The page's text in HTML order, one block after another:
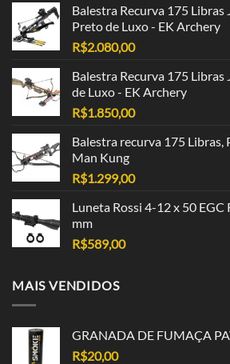
Balestra Recurva 175 Libras
Preto de Luxo - EK Archery
R$2.080,00
Balestra Recurva 175 Libras
de Luxo - EK Archery
R$1.850,00
Balestra recurva 175 Libras,
Man Kung
R$1.299,00
Luneta Rossi 4-12 x 50
mm
R$589,00
MAIS VENDIDOS
GRANADA DE FUMAÇA
R$20,00